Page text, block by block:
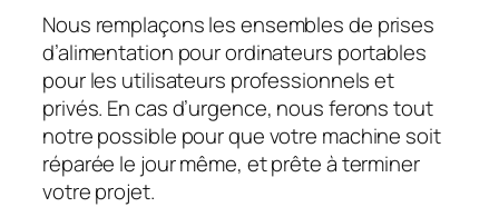
Nous remplaçons les ensembles de prises
d’alimentation pour ordinateurs portables
pour les utilisateurs professionnels et
privés. En cas d’urgence, nous ferons tout
notre possible pour que votre machine soit
réparée le jour même, et prête à terminer
votre projet.